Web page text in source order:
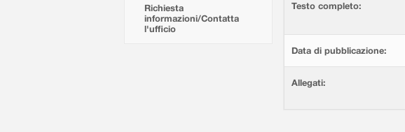
Richiesta
informazioni/Contatta
l'ufficio
Testo completo:
Data di pubblicazione:
Allegati: